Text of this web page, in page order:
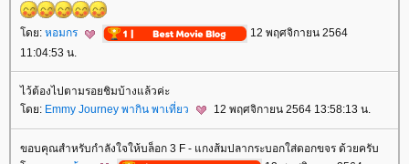
ดย: หอมกร
12 พฤศจิกายน 2564
11:04:53 น.
ไว้ต้องไปตามรอยชิมบ้างแล้วค่ะ
ดย: Emmy Journey พากิน พาเที่ยว 12 พฤศจิกายน 2564 13:58:13 น.
ขอบคุณสำหรับกำลังใจให้บล็อก 3 F - แกงส้มปลากระบอกใส่ดอกขจร ด้วยครับ